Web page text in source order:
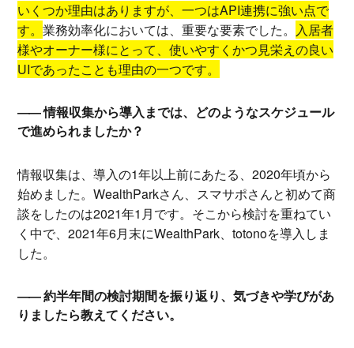
いくつか理由はありますが、一つはAPI連携に強い点で
す。業務効率化においては、重要な要素でした。 入居者
様やオーナー様にとって、使いやすくかつ見栄えの良い
UIであったことも理由の一つです。
情報収集から導入までは、どのようなスケジュール
で進められましたか？
情報収集は、導入の1年以上前にあたる、2020年頃から
始めました。WealthParkさん、スマサポさんと初めて商
談をしたのは2021年1月です。そこから検討を重ねてい
く中で、2021年6月末にWealthPark、totonoを導入しま
した。
約半年間の検討期間を振り返り、気づきや学びがあ
りましたら教えてください。